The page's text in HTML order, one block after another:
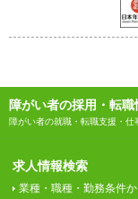
障がい者の採用・転
障がい者の就職・転職支援・仕
求人情報検索
業種・職種・勤務条件